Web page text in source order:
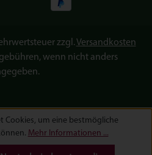
zzgl. Versandkosten
wenn nicht anders
Cookies, um eine bestmögliche
Mehr Informationen ...